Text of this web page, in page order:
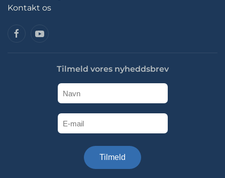
Kontakt os
Tilmeld vores nyheddsbrev
Tilmeld